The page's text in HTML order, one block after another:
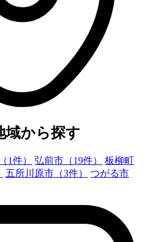
域から探す
1件） 弘前市（19件）
板柳町
五所川原市（3件）
つがる市